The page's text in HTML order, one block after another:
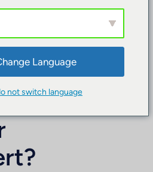
man
Language
not switch language